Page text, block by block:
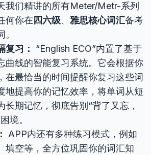
我们精讲的所有Meter/Metr-系列
何你在 四六级、 雅思核心词汇备考
复习：
“English ECO”内置了基于
曲线的智能复习系统。它会根据你
在最恰当的时间提醒你复习这些词
地提高你的记忆效率，将单词从短
长期记忆，彻底告别“背了又忘，
境。
APP内还有多种练习模式，例如
填空等，全方位巩固你的词汇知